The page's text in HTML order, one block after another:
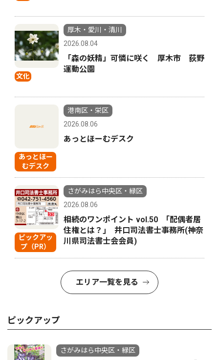
文化
厚木・愛川・清川
2026.08.04
「森の妖精」可憐に咲く 厚木市 荻野
運動公園
あっとほー
むデスク
港南区・栄区
2026.08.06
あっとほーむデスク
ピックアッ
プ（PR）
さがみはら中央区・緑区
2026.08.06
相続のワンポイント vol.50 ｢配偶者居
住権とは？｣ 井口司法書士事務所(神奈
川県司法書士会会員)
エリア一覧を見る
ピックアップ
さがみはら中央区・緑区